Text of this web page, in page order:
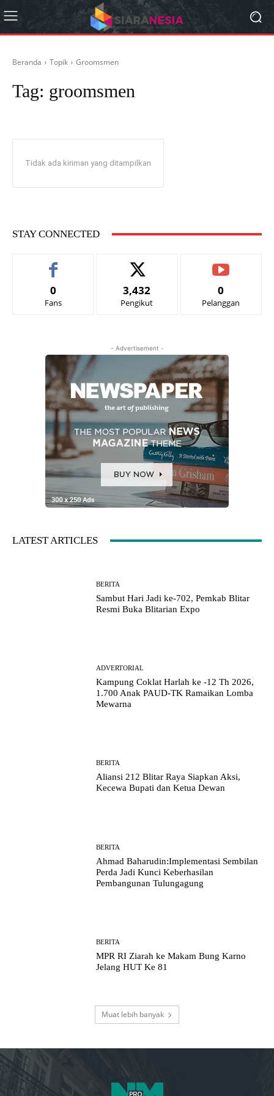
Beranda Topik Groomsmen
Tag: groomsmen
Tidak ada kiriman yang ditampilkan
STAY CONNECTED
0
Fans
3,432
Pengikut
0
Pelanggan
- Advertisement -
LATEST ARTICLES
BERITA
Sambut Hari Jadi ke-702, Pemkab Blitar
Resmi Buka Blitarian Expo
ADVERTORIAL
Kampung Coklat Harlah ke -12 Th 2026,
1.700 Anak PAUD-TK Ramaikan Lomba
Mewarna
BERITA
Aliansi 212 Blitar Raya Siapkan Aksi,
Kecewa Bupati dan Ketua Dewan
BERITA
Ahmad Baharudin:Implementasi Sembilan
Perda Jadi Kunci Keberhasilan
Pembangunan Tulungagung
BERITA
MPR RI Ziarah ke Makam Bung Karno
Jelang HUT Ke 81
Muat lebih banyak